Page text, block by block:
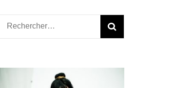
Rechercher :